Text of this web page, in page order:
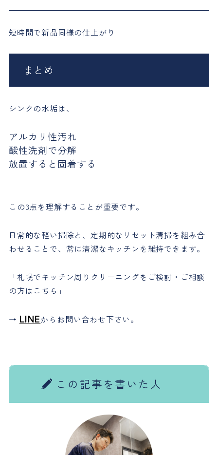
短時間で新品同様の仕上がり
まとめ
シンクの水垢は、
アルカリ性汚れ
酸性洗剤で分解
放置すると固着する
この3点を理解することが重要です。
日常的な軽い掃除と、定期的なリセット清掃を組み合
わせることで、常に清潔なキッチンを維持できます。
「札幌でキッチン周りクリーニングをご検討・ご相談
の方はこちら」
→ LINEからお問い合わせ下さい。
この記事を書いた人